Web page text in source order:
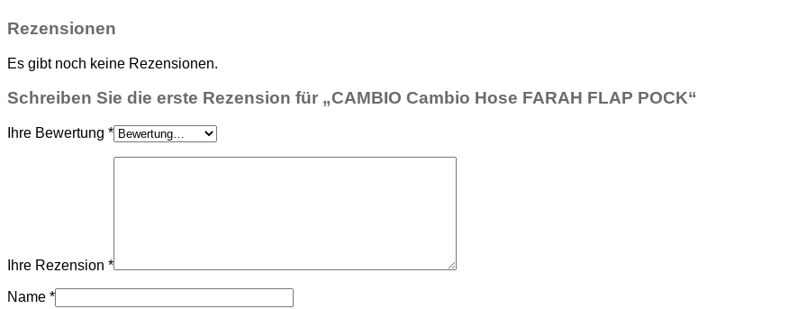
Rezensionen
Es gibt noch keine Rezensionen.
Schreiben Sie die erste Rezension für „CAMBIO Cambio Hose FARAH FLAP POCK“
Ihre Bewertung *
Ihre Rezension *
Name *